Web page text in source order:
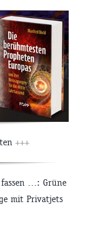
+++
…: Grüne
mit Privatjets